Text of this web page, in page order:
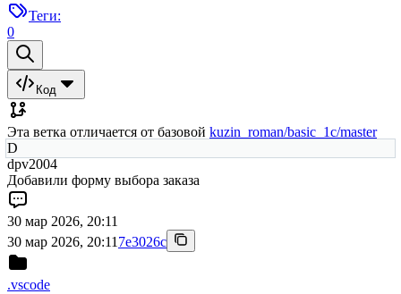
Теги:
0
Код
Эта ветка отличается от базовой kuzin_roman/basic_1c/master
D
dpv2004
Добавили форму выбора заказа
30 мар 2026, 20:11
30 мар 2026, 20:11 7e3026c
.vscode